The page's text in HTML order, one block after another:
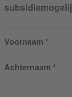
Voornaam
Achternaam